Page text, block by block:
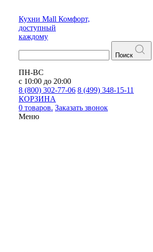
Кухни Mall Комфорт,
доступный
каждому
Поиск
ПН-ВС
с 10:00 до 20:00
8 (800) 302-77-06 8 (499) 348-15-11
КОРЗИНА
0 товаров. Заказать звонок
Меню